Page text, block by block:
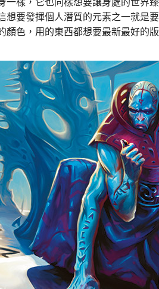
想要發揮個人潛質的元素之一就是
顏色，用的東西都想要最新最好的版